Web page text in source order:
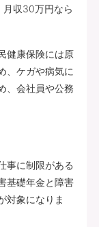
月収30万円なら
健康保険には原
、ケガや病気に
、会社員や公務
事に制限がある
基礎年金と障害
対象になりま